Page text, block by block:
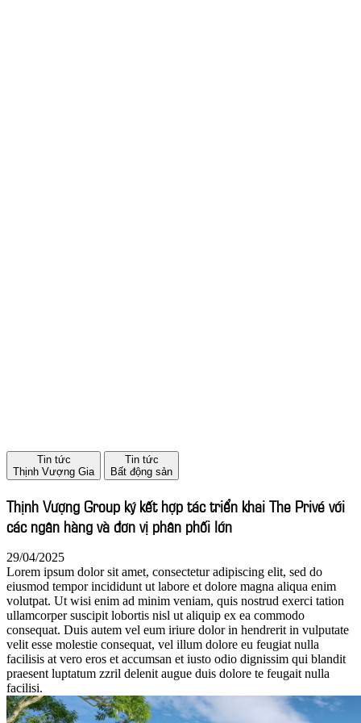
Tin tức
Thịnh Vượng Gia
Tin tức
Bất động sản
Thịnh Vượng Group ký kết hợp tác triển khai The Privé với
các ngân hàng và đơn vị phân phối lớn
29/04/2025
Lorem ipsum dolor sit amet, consectetur adipiscing elit, sed do
eiusmod tempor incididunt ut labore et dolore magna aliqua enim
volutpat. Ut wisi enim ad minim veniam, quis nostrud exerci tation
ullamcorper suscipit lobortis nisl ut aliquip ex ea commodo
consequat. Duis autem vel eum iriure dolor in hendrerit in vulputate
velit esse molestie consequat, vel illum dolore eu feugiat nulla
facilisis at vero eros et accumsan et iusto odio dignissim qui blandit
praesent luptatum zzril delenit augue duis dolore te feugait nulla
facilisi.